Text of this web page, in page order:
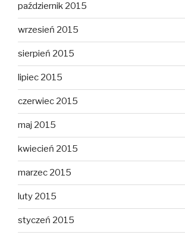
październik 2015
wrzesień 2015
sierpień 2015
lipiec 2015
czerwiec 2015
maj 2015
kwiecień 2015
marzec 2015
luty 2015
styczeń 2015